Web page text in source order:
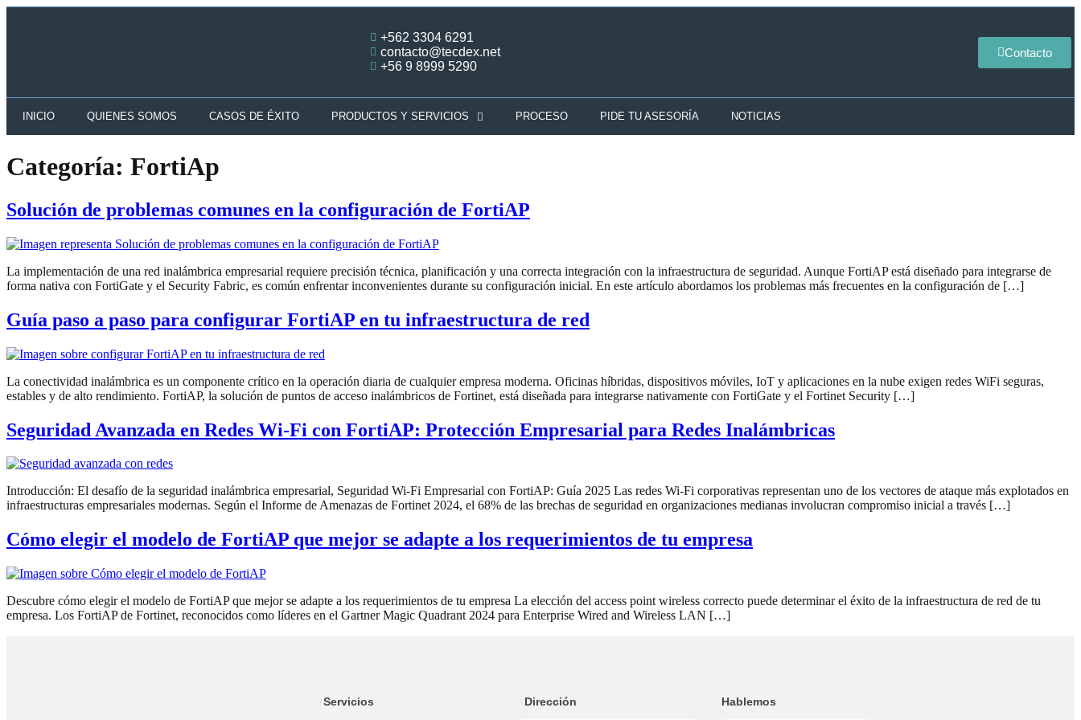
+562 3304 6291
contacto@tecdex.net
+56 9 8999 5290
Contacto
INICIO QUIENES SOMOS CASOS DE ÉXITO PRODUCTOS Y SERVICIOS PROCESO PIDE TU ASESORÍA NOTICIAS
Categoría: FortiAp
Solución de problemas comunes en la configuración de FortiAP
La implementación de una red inalámbrica empresarial requiere precisión técnica, planificación y una correcta integración con la infraestructura de seguridad. Aunque FortiAP está diseñado para integrarse de
forma nativa con FortiGate y el Security Fabric, es común enfrentar inconvenientes durante su configuración inicial. En este artículo abordamos los problemas más frecuentes en la configuración de […]
Guía paso a paso para configurar FortiAP en tu infraestructura de red
La conectividad inalámbrica es un componente crítico en la operación diaria de cualquier empresa moderna. Oficinas híbridas, dispositivos móviles, IoT y aplicaciones en la nube exigen redes WiFi seguras,
estables y de alto rendimiento. FortiAP, la solución de puntos de acceso inalámbricos de Fortinet, está diseñada para integrarse nativamente con FortiGate y el Fortinet Security […]
Seguridad Avanzada en Redes Wi-Fi con FortiAP: Protección Empresarial para Redes Inalámbricas
Introducción: El desafío de la seguridad inalámbrica empresarial, Seguridad Wi-Fi Empresarial con FortiAP: Guía 2025 Las redes Wi-Fi corporativas representan uno de los vectores de ataque más explotados en
infraestructuras empresariales modernas. Según el Informe de Amenazas de Fortinet 2024, el 68% de las brechas de seguridad en organizaciones medianas involucran compromiso inicial a través […]
Cómo elegir el modelo de FortiAP que mejor se adapte a los requerimientos de tu empresa
Descubre cómo elegir el modelo de FortiAP que mejor se adapte a los requerimientos de tu empresa La elección del access point wireless correcto puede determinar el éxito de la infraestructura de red de tu
empresa. Los FortiAP de Fortinet, reconocidos como líderes en el Gartner Magic Quadrant 2024 para Enterprise Wired and Wireless LAN […]
Servicios Dirección Hablemos